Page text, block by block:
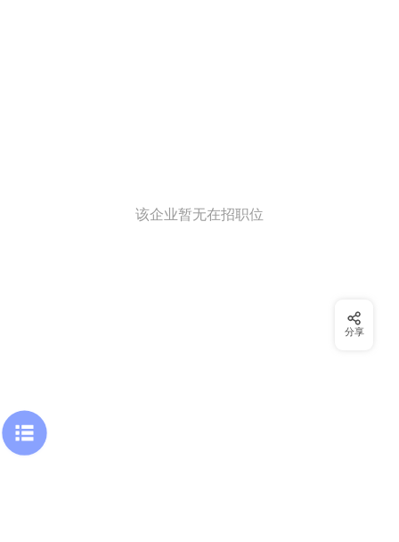
该企业暂无在招职位
分享